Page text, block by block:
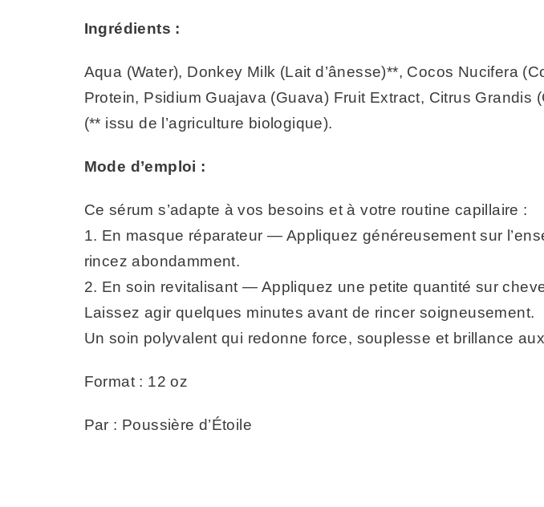
Ingrédients :
Aqua (Water), Donkey Milk (Lait d’ânesse)**, Cocos Nucifera
Protein, Psidium Guajava (Guava) Fruit Extract, Citrus
(** issu de l’agriculture biologique).
Mode d’emploi :
Ce sérum s’adapte à vos besoins et à votre routine capillaire :
1. En masque réparateur — Appliquez généreusement sur
rincez abondamment.
2. En soin revitalisant — Appliquez une petite quantité sur
Laissez agir quelques minutes avant de rincer soigneusement.
Un soin polyvalent qui redonne force, souplesse et brillance
Format : 12 oz
Par : Poussière d’Étoile